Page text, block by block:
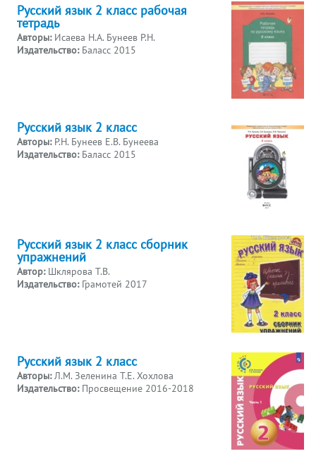
Русский язык 2 класс рабочая
тетрадь
Авторы: Исаева Н.А. Бунеев Р.Н.
Издательство: Баласс 2015
Русский язык 2 класс
Авторы: Р.Н. Бунеев Е.В. Бунеева
Издательство: Баласс 2015
Русский язык 2 класс сборник
упражнений
Автор: Шклярова Т.В.
Издательство: Грамотей 2017
Русский язык 2 класс
Авторы:Л.М. Зеленина Т.Е. Хохлова
Издательство: Просвещение 2016-2018